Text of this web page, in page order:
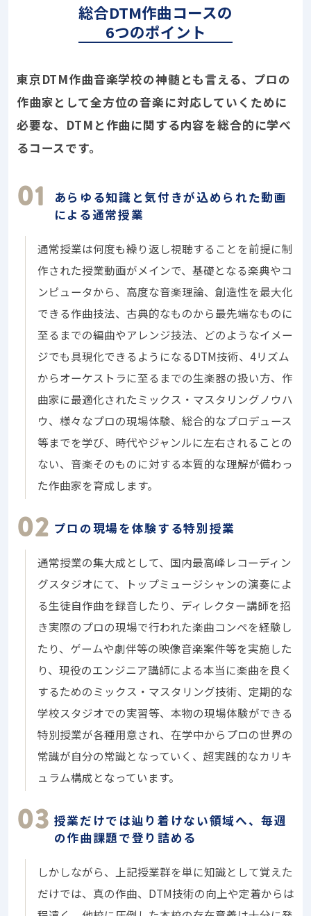
総合DTM作曲コースの
6つのポイント
東京DTM作曲音楽学校の神髄とも言える、プロの
作曲家として全方位の音楽に対応していくために
必要な、DTMと作曲に関する内容を総合的に学べ
るコースです。
あらゆる知識と気付きが込められた動画
による通常授業
通常授業は何度も繰り返し視聴することを前提に制
作された授業動画がメインで、基礎となる楽典やコ
ンピュータから、高度な音楽理論、創造性を最大化
できる作曲技法、古典的なものから最先端なものに
至るまでの編曲やアレンジ技法、どのようなイメー
ジでも具現化できるようになるDTM技術、4リズム
からオーケストラに至るまでの生楽器の扱い方、作
曲家に最適化されたミックス・マスタリングノウハ
ウ、様々なプロの現場体験、総合的なプロデュース
等までを学び、時代やジャンルに左右されることの
ない、音楽そのものに対する本質的な理解が備わっ
た作曲家を育成します。
プロの現場を体験する特別授業
通常授業の集大成として、国内最高峰レコーディン
グスタジオにて、トップミュージシャンの演奏によ
る生徒自作曲を録音したり、ディレクター講師を招
き実際のプロの現場で行われた楽曲コンペを経験し
たり、ゲームや劇伴等の映像音楽案件等を実施した
り、現役のエンジニア講師による本当に楽曲を良く
するためのミックス・マスタリング技術、定期的な
学校スタジオでの実習等、本物の現場体験ができる
特別授業が各種用意され、在学中からプロの世界の
常識が自分の常識となっていく、超実践的なカリキ
ュラム構成となっています。
授業だけでは辿り着けない領域へ、毎週
の作曲課題で登り詰める
しかしながら、上記授業群を単に知識として覚えた
だけでは、真の作曲、DTM技術の向上や定着からは